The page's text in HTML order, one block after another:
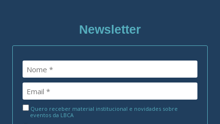
Newsletter
Quero receber material institucional e novidades sobre
eventos da LBCA